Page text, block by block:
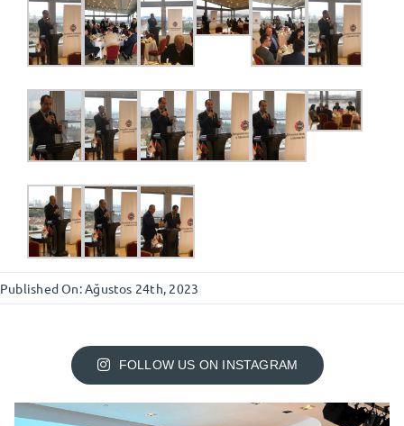
Published On: Ağustos 24th, 2023
FOLLOW US ON INSTAGRAM